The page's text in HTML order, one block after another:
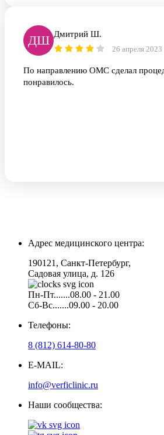
ДШ Дмитрий Ш.
26 апреля 2023
По направлению ОМС сделал
понравилось.
Адрес медицинского центра:
190121, Санкт-Петербург,
Садовая улица, д. 126
Пн-Пт.......08.00 - 21.00
Сб-Вс.......09.00 - 20.00
Телефоны:
8 (812) 614-80-80
E-MAIL:
info@verficlinic.ru
Наши сообщества: